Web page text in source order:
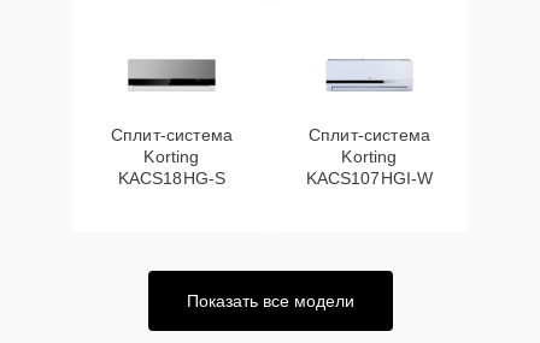
Сплит-система
Korting
KACS18HG-S
Сплит-система
Korting
KACS107HGI-W
Показать все модели